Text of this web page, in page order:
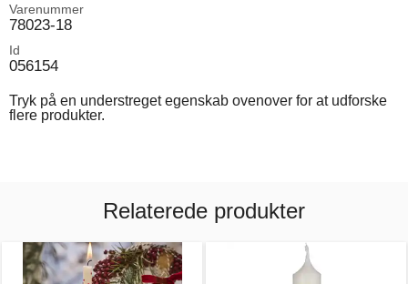
Varenummer
78023-18
Id
056154
Tryk på en understreget egenskab ovenover for at udforske
flere produkter.
Relaterede produkter